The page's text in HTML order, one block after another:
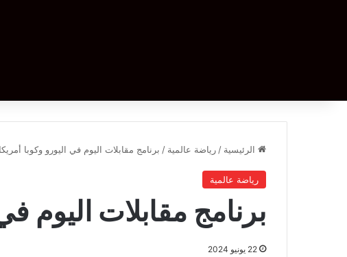
الرئيسية / رياضة عالمية / برنامج مقابلات اليوم في اليورو وكوبا أمريكا
رياضة عالمية
برنامج مقابلات اليوم
22 يونيو 2024